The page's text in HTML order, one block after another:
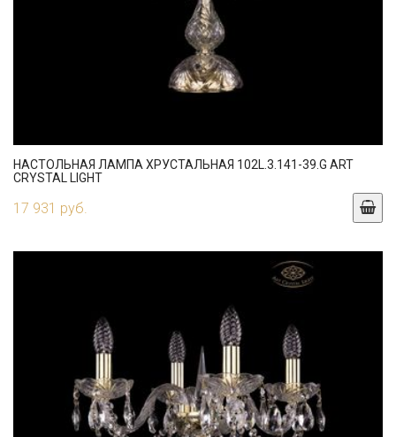
НАСТОЛЬНАЯ ЛАМПА ХРУСТАЛЬНАЯ 102L.3.141-39.G ART
CRYSTAL LIGHT
17 931 руб.